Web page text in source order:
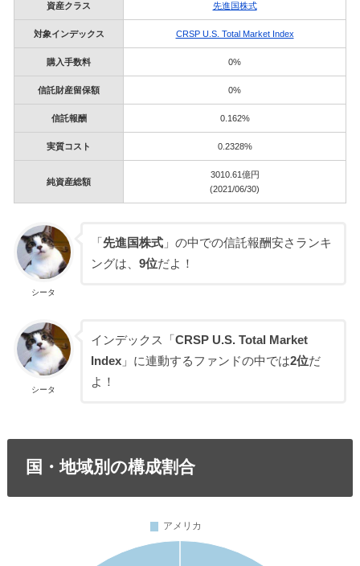
資産クラス 先進国株式
対象インデックス CRSP U.S. Total Market Index
購入手数料 0%
信託財産留保額 0%
信託報酬 0.162%
実質コスト 0.2328%
純資産総額
3010.61億円
(2021/06/30)
シータ
「先進国株式 」の中での信託報酬安さランキ
ングは、9位だよ！
シータ
インデックス「CRSP U.S. Total Market
Index 」に連動するファンドの中では2位だ
よ！
国・地域別の構成割合